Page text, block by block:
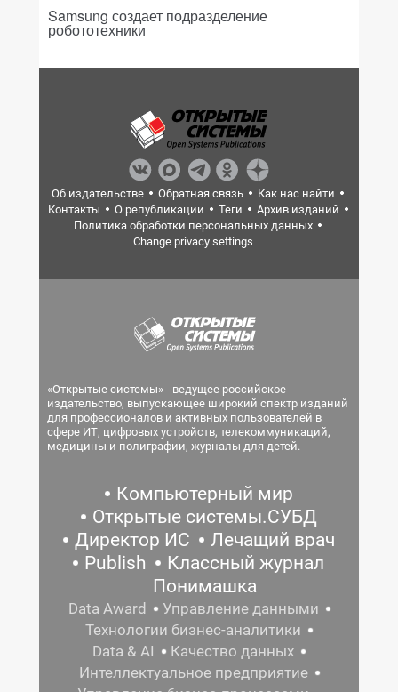
Samsung создает подразделение
робототехники
Об издательстве Обратная связь
Как нас найти
Контакты
О републикации Теги
Архив изданий
Политика обработки персональных данных
Change privacy settings
«Открытые системы» - ведущее российское
издательство, выпускающее широкий спектр изданий
для профессионалов и активных пользователей в
сфере ИТ, цифровых устройств, телекоммуникаций,
медицины и полиграфии, журналы для детей.
Компьютерный мир
Открытые системы.СУБД
Директор ИС
Лечащий врач
Publish
Классный журнал
Понимашка
Data Award
Управление данными
Технологии бизнес-аналитики
Data & AI
Качество данных
Интеллектуальное предприятие